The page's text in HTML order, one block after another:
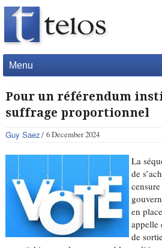
Menu
Pour un référendum
suffrage proportionnel
Guy Saez 6 December 2024
La
de
en
appelle
de